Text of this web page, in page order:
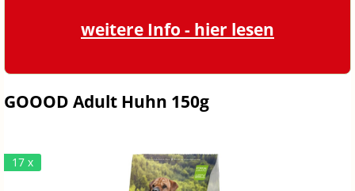
weitere Info - hier lesen
GOOOD Adult Huhn 150g
17 x